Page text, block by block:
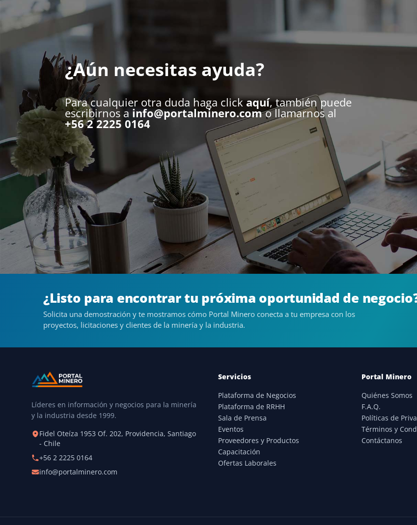
¿Aún necesitas ayuda?
Para cualquier otra duda haga clickaquí, también puede
escribirnos a info@portalminero.como llamarnos al
+56 2 2225 0164
¿Listo para encontrar tu próxima oportunidad de
Solicita una demostración y te mostramos cómo Portal Minero conecta a tu empresa con los
proyectos, licitaciones y clientes de la minería y la industria.
Líderes en información y negocios para la minería
y la industria desde 1999.
Fidel Oteíza 1953 Of. 202, Providencia, Santiago
- Chile
+56 2 2225 0164
info@portalminero.com
Servicios
Plataforma de Negocios
Plataforma de RRHH
Sala de Prensa
Eventos
Proveedores y Productos
Capacitación
Ofertas Laborales
Portal Minero
Quiénes Somos
F.A.Q.
Políticas de
Términos y
Contáctanos